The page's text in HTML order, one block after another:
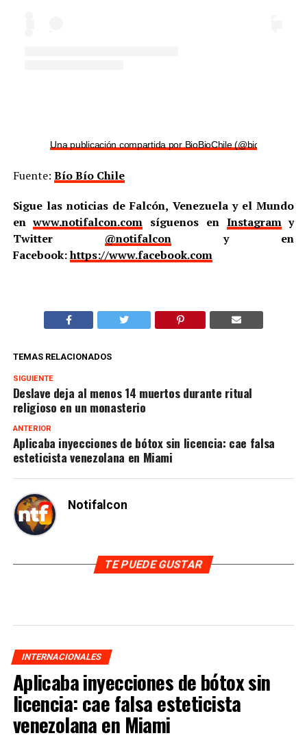
Una publicación compartida por BioBioChile (@biobiochile)
Fuente: Bío Bío Chile
Sigue las noticias de Falcón, Venezuela y el Mundo
enwww.notifalcon.com síguenos en Instagramy
Twitter @notifalcony en
Facebook:https://www.facebook.com
TEMAS RELACIONADOS
SIGUIENTE
Deslave deja al menos 14 muertos durante ritual
religioso en un monasterio
ANTERIOR
Aplicaba inyecciones de bótox sin licencia: cae falsa
esteticista venezolana en Miami
Notifalcon
TE PUEDE GUSTAR
INTERNACIONALES
Aplicaba inyecciones de bótox sin
licencia: cae falsa esteticista
venezolana en Miami